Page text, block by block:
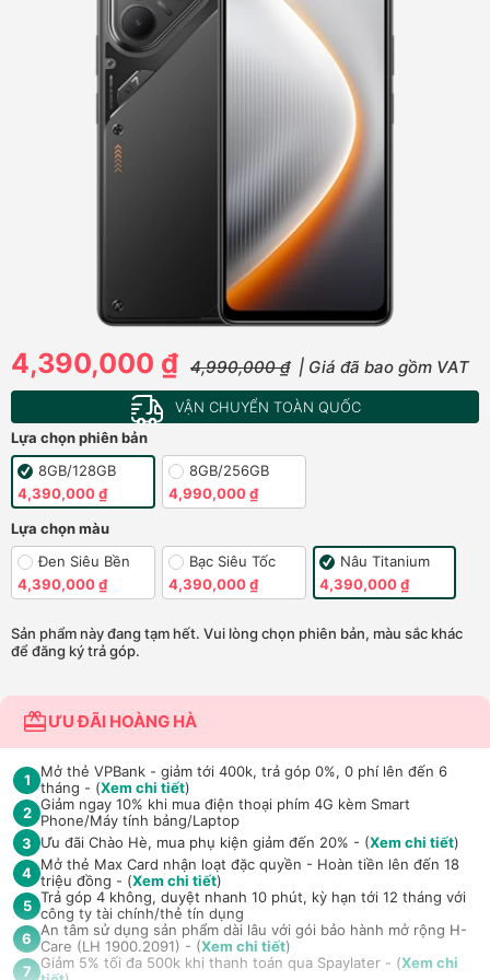
4,390,000 ₫ 4,990,000 ₫ | Giá đã bao gồm VAT
VẬN CHUYỂN TOÀN QUỐC
Lựa chọn phiên bản
8GB/128GB
4,390,000 ₫
8GB/256GB
4,990,000 ₫
Lựa chọn màu
Đen Siêu Bền
4,390,000 ₫
Bạc Siêu Tốc
4,390,000 ₫
Nâu Titanium
4,390,000 ₫
Sản phẩm này đang tạm hết. Vui lòng chọn phiên bản, màu sắc khác
để đăng ký trả góp.
ƯU ĐÃI HOÀNG HÀ
1
Mở thẻ VPBank - giảm tới 400k, trả góp 0%, 0 phí lên đến 6
tháng - (Xem chi tiết)
2 Giảm ngay 10% khi mua điện thoại phím 4G kèm Smart
Phone/Máy tính bảng/Laptop
3
Ưu đãi Chào Hè, mua phụ kiện giảm đến 20% - (Xem chi tiết)
4 Mở thẻ Max Card nhận loạt đặc quyền - Hoàn tiền lên đến 18
triệu đồng - (Xem chi tiết)
5 Trả góp 4 không, duyệt nhanh 10 phút, kỳ hạn tới 12 tháng với
công ty tài chính/thẻ tín dụng
6 An tâm sử dụng sản phẩm dài lâu với gói bảo hành mở rộng H-
Care (LH 1900.2091) - (Xem chi tiết)
7 Giảm 5% tối đa 500k khi thanh toán qua Spaylater - (Xem chi